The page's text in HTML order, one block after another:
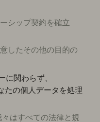
シップ契約を確立
したその他の目的の
に関わらず、
たの個人データを処理
々はすべての法律と規